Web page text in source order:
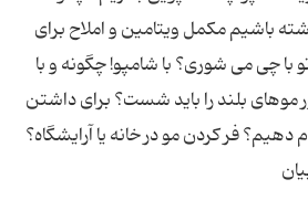
باشیم مکمل ویتامین و املاح برای
با چی می شوری؟ با شامپو! چگونه و با
بلند را باید شست؟ برای داشتن
دهیم؟ فر کردن مو در خانه یا آرایشگاه؟